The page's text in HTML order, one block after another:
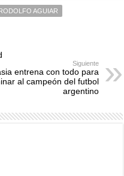
AGUIAR
Siguiente
entrena con todo para
al campeón del futbol
argentino